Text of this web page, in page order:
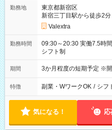
勤務地
東京都新宿区
新宿三丁目駅から徒歩2分
Valextra
勤務時間
09:30～20:30 実働7.5時間／休憩1.5時間 営業時間に合わせた
シフト制
期間 3か月程度の短期予定 ※
特徴 副業・WワークOK / シフ
気になる！ 応